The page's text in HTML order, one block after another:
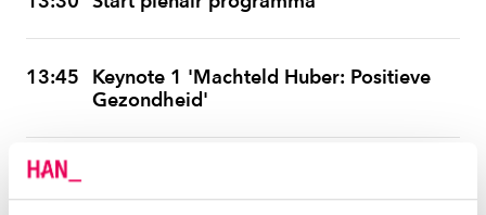
13:45
Keynote 1 'Machteld Huber: Positieve
Gezondheid'
14:15
Kwaliteit'